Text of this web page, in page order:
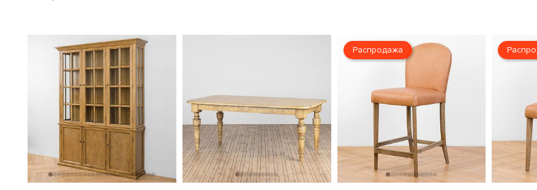
Распродажа